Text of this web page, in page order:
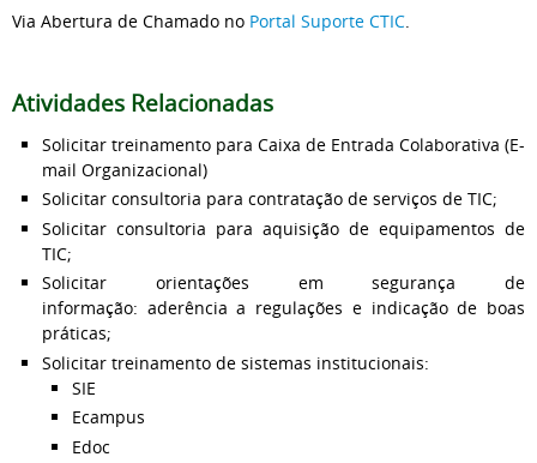
Via Abertura de Chamado no Portal Suporte CTIC
Atividades Relacionadas
Solicitar treinamento para Caixa de Entrada Colaborativa (E-
mail Organizacional)
Solicitar consultoria para contratação de serviços de TIC;
Solicitar consultoria para aquisição de equipamentos de
TIC;
Solicitar orientações em segurança de
informação: aderência a regulações e indicação de boas
práticas;
Solicitar treinamento de sistemas institucionais:
SIE
Ecampus
Edoc